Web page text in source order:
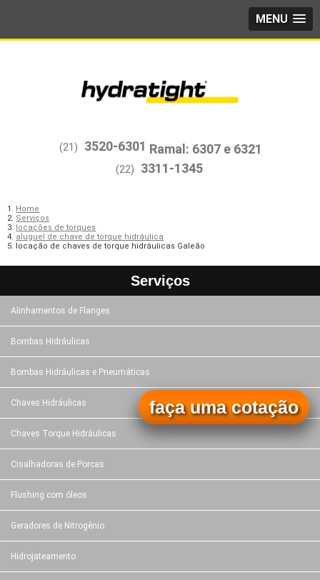
MENU
(21) 3520-6301
(22) 3311-1345
Home
Serviços
locações de torques
aluguel de chave de torque hidráulica
locação de chaves de torque hidráulicas Galeão
Serviços
Alinhamentos de Flanges
Bombas Hidráulicas
Bombas Hidráulicas e Pneumáticas
Chaves Hidráulicas
Chaves Torque Hidráulicas
Cisalhadoras de Porcas
Flushing com óleos
Geradores de Nitrogênio
Hidrojateamento
faça uma cotação